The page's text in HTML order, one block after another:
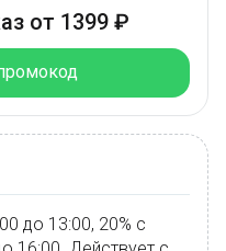
от 1399 ₽
до 13:00, 20% с